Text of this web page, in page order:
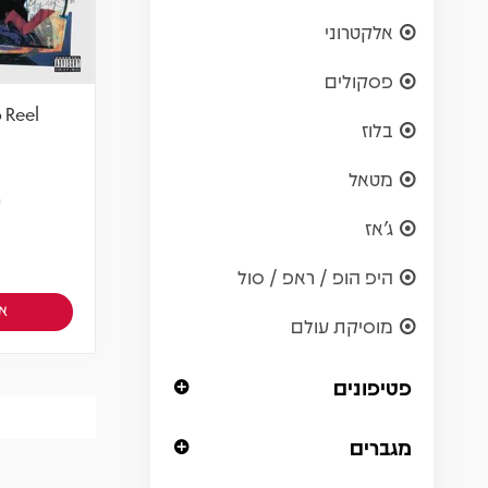
אלקטרוני
פסקולים
בלוז
מטאל
ג'אז
היפ הופ / ראפ / סול
מוסיקת עולם
פטיפונים
מגברים